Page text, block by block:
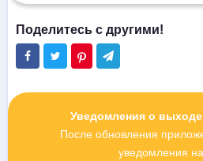
Уведомления о
После обновления
уведомления